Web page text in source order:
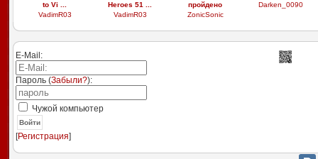
to Vi ...
VadimR03
Heroes 51 ...
VadimR03
пройдено
ZonicSonic
Darken_0090
E-Mail:
Пароль (Забыли?):
Чужой компьютер
Войти
[Регистрация]